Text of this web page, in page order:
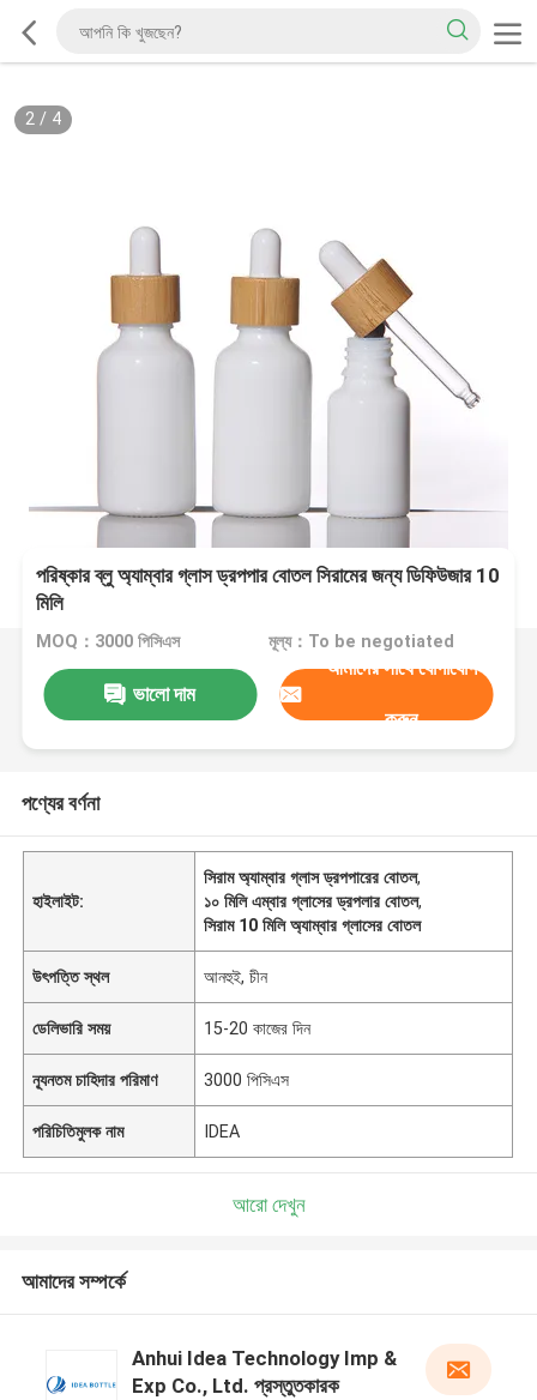
2/ 4
পরিষ্কার ব্লু অ্যাম্বার গ্লাস ড্রপপার বোতল সিরামের জন্য ডিফিউজার 10
মিলি
MOQ：3000 পিসিএস মূল্য：To be negotiated
ভালো দাম
আমাদের সাথে যোগাযোগ
করুন
পণ্যের বর্ণনা
হাইলাইট:
সিরাম অ্যাম্বার গ্লাস ড্রপপারের বোতল,
১০ মিলি এম্বার গ্লাসের ড্রপলার বোতল,
সিরাম 10 মিলি অ্যাম্বার গ্লাসের বোতল
উৎপত্তি স্থল আনহুই, চীন
ডেলিভারি সময় 15-20 কাজের দিন
ন্যূনতম চাহিদার পরিমাণ 3000 পিসিএস
পরিচিতিমুলক নাম IDEA
আরো দেখুন
আমাদের সম্পর্কে
Anhui Idea Technology Imp &
Exp Co., Ltd. প্রস্তুতকারক